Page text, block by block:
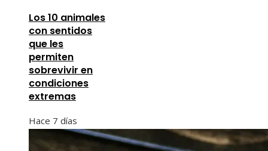
Los 10 animales
con sentidos
que les
permiten
sobrevivir en
condiciones
extremas
Hace 7 días